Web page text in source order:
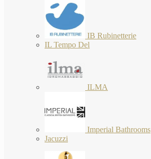
IB Rubinetterie
IL Tempo Del
ILMA
Imperial Bathrooms
Jacuzzi